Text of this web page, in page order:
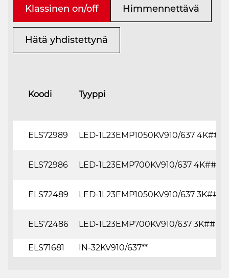
Klassinen on/off Himmennettävä
Hätä yhdistettynä
Koodi Tyyppi
ELS72989 LED-1L23EMP1050KV910/637 4K##
ELS72986 LED-1L23EMP700KV910/637 4K##
ELS72489 LED-1L23EMP1050KV910/637 3K##
ELS72486 LED-1L23EMP700KV910/637 3K##
ELS71681 IN-32KV910/637**